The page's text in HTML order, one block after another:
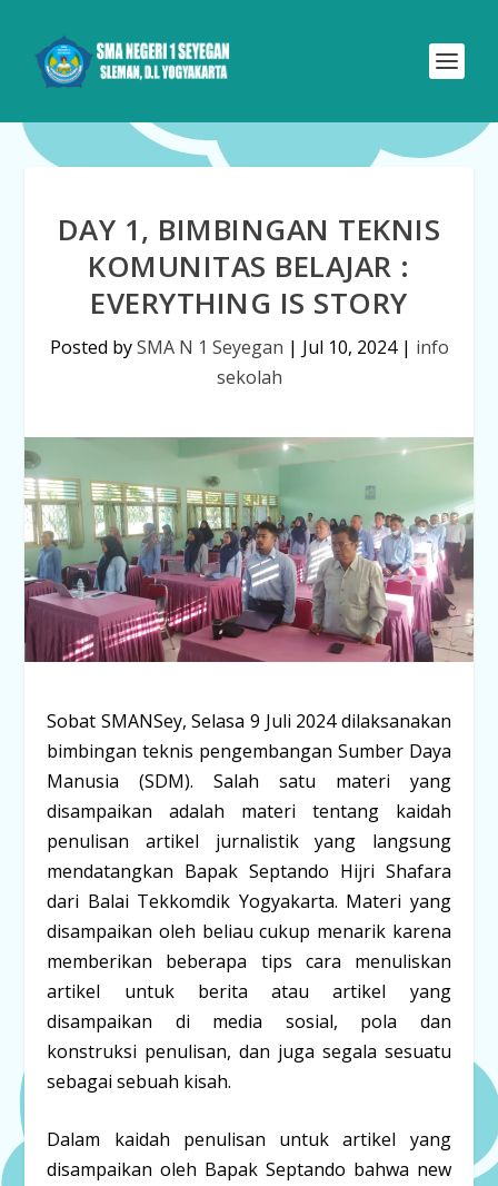
DAY 1, BIMBINGAN TEKNIS
KOMUNITAS BELAJAR :
EVERYTHING IS STORY
Posted bySMA N 1 Seyegan | Jul 10, 2024| info
sekolah
Sobat SMANSey, Selasa 9 Juli 2024 dilaksanakan
bimbingan teknis pengembangan Sumber Daya
Manusia (SDM). Salah satu materi yang
disampaikan adalah materi tentang kaidah
penulisan artikel jurnalistik yang langsung
mendatangkan Bapak Septando Hijri Shafara
dari Balai Tekkomdik Yogyakarta. Materi yang
disampaikan oleh beliau cukup menarik karena
memberikan beberapa tips cara menuliskan
artikel untuk berita atau artikel yang
disampaikan di media sosial, pola dan
konstruksi penulisan, dan juga segala sesuatu
sebagai sebuah kisah.
Dalam kaidah penulisan untuk artikel yang
disampaikan oleh Bapak Septando bahwa new